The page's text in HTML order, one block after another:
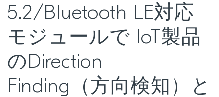
5.2/Bluetooth LE対応
モジュールで IoT製品
のDirection
Finding（方向検知）と